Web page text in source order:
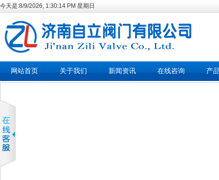
今天是:8/9/2026, 1:30:15 PM 星期日
网站首页 关于我们 新闻资讯 在线咨询 产